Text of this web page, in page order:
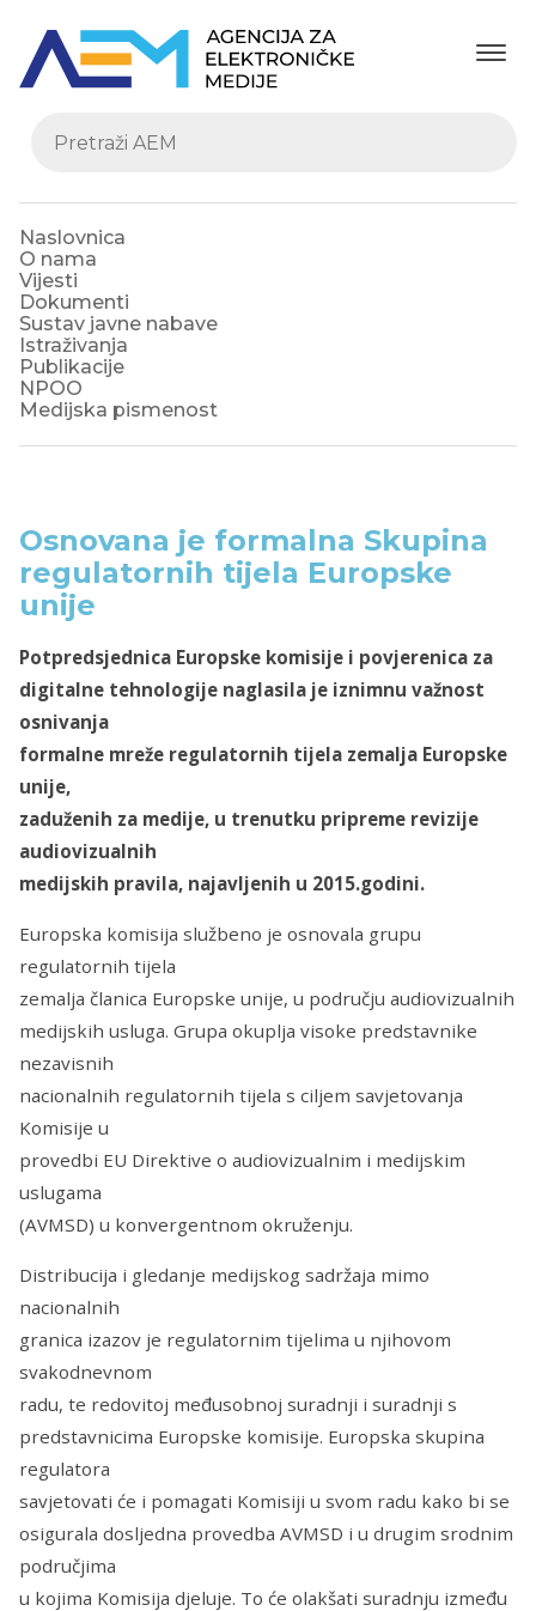
Naslovnica
O nama
Vijesti
Dokumenti
Sustav javne nabave
Istraživanja
Publikacije
NPOO
Medijska pismenost
Osnovana je formalna Skupina
regulatornih tijela Europske
unije
Potpredsjednica Europske komisije i povjerenica za
digitalne tehnologije naglasila je iznimnu važnost
osnivanja
formalne mreže regulatornih tijela zemalja Europske
unije,
zaduženih za medije, u trenutku pripreme revizije
audiovizualnih
medijskih pravila, najavljenih u 2015.godini.
Europska komisija službeno je osnovala grupu
regulatornih tijela
zemalja članica Europske unije, u području audiovizualnih
medijskih usluga. Grupa okuplja visoke predstavnike
nezavisnih
nacionalnih regulatornih tijela s ciljem savjetovanja
Komisije u
provedbi EU Direktive o audiovizualnim i medijskim
uslugama
(AVMSD) u konvergentnom okruženju.
Distribucija i gledanje medijskog sadržaja mimo
nacionalnih
granica izazov je regulatornim tijelima u njihovom
svakodnevnom
radu, te redovitoj međusobnoj suradnji i suradnji s
predstavnicima Europske komisije. Europska skupina
regulatora
savjetovati će i pomagati Komisiji u svom radu kako bi se
osigurala dosljedna provedba AVMSD i u drugim srodnim
područjima
u kojima Komisija djeluje. To će olakšati suradnju između